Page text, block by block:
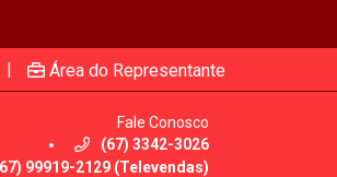
| Área do Representante
Fale Conosco
(67) 3342-3026
99919-2129 (Televendas)